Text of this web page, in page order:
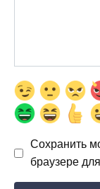
Сохранить
браузере